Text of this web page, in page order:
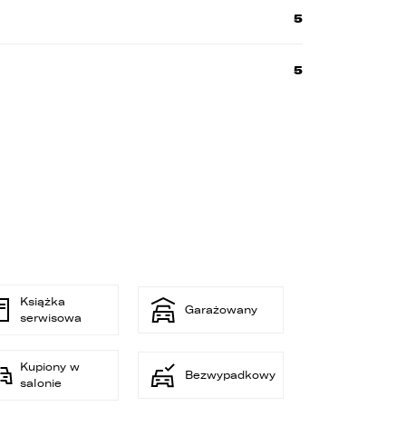
5
5
Książka
serwisowa
Garażowany
Kupiony w
salonie
Bezwypadkowy